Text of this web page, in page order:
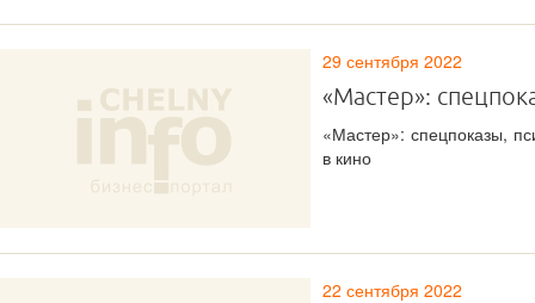
29 сентября 2022
«Мастер»:
«Мастер»: спецпоказы,
в кино
22 сентября 2022